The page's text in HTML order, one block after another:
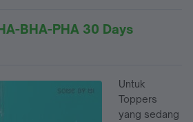
BHA-PHA 30 Days
Untuk
Toppers
yang sedang